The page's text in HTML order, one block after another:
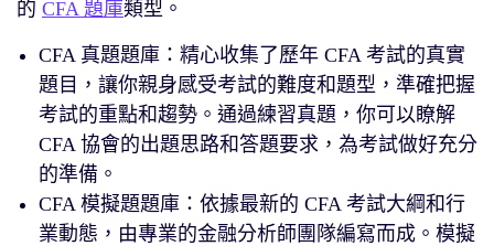
的 CFA 題庫類型。
CFA 真題題庫：精心收集了歷年 CFA 考試的真實
題目，讓你親身感受考試的難度和題型，準確把握
考試的重點和趨勢。通過練習真題，你可以瞭解
CFA 協會的出題思路和答題要求，為考試做好充分
的準備。
CFA 模擬題題庫：依據最新的 CFA 考試大綱和行
業動態，由專業的金融分析師團隊編寫而成。模擬